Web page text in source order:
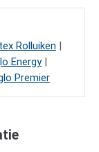
Rolluiken |
Energy|
Premier